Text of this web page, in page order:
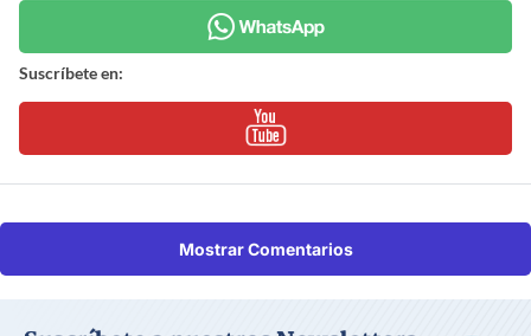
Suscríbete en:
Mostrar Comentarios